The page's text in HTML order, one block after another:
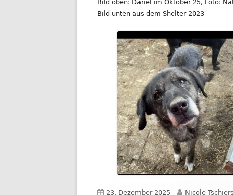
Bild oben: Dariel im Oktober 25, Foto:
Bild unten aus dem Shelter 2023
Veröffentlicht
23. Dezember 2025 Autor
Nicole